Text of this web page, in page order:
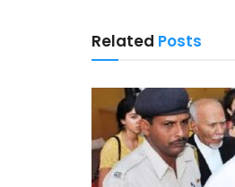
Related Posts